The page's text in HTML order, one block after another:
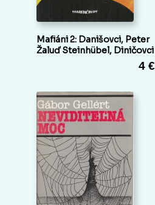
Mafiáni 2: Danišovci, Peter
Žaluď Steinhübel, Diničovci
4 €